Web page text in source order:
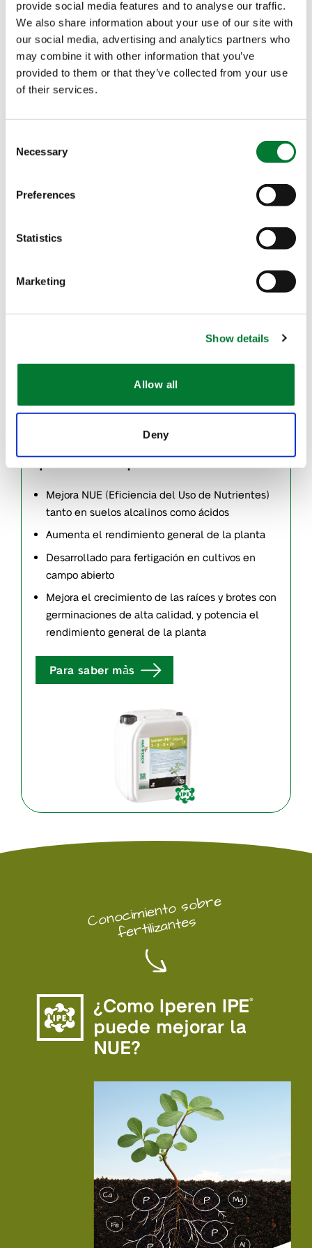
provide social media features and to analyse our traffic.
We also share information about your use of our site with
our social media, advertising and analytics partners who
may combine it with other information that you’ve
provided to them or that they’ve collected from your use
of their services.
Selection
Necessary
Preferences
Statistics
Marketing
Show details
Allow all
Deny
certificado conforme
a ISO 9001:2015
Fácil de manipular,
disolver y aplicar
eficiencia de Fosfato utilizando
fertilizantes liquidos?
Iperen IPE®Líquido 3 - 9 - 0 + Zn
Mejora NUE (Eficiencia del Uso de Nutrientes)
tanto en suelos alcalinos como ácidos
Aumenta el rendimiento general de la planta
Desarrollado para fertigación en cultivos en
campo abierto
Mejora el crecimiento de las raíces y brotes con
germinaciones de alta calidad, y potencia el
rendimiento general de la planta
Para saber mảs
Cono
ci
miento sobre
fertilizantes
¿Como Iperen IPE®
puede mejorar la
NUE?